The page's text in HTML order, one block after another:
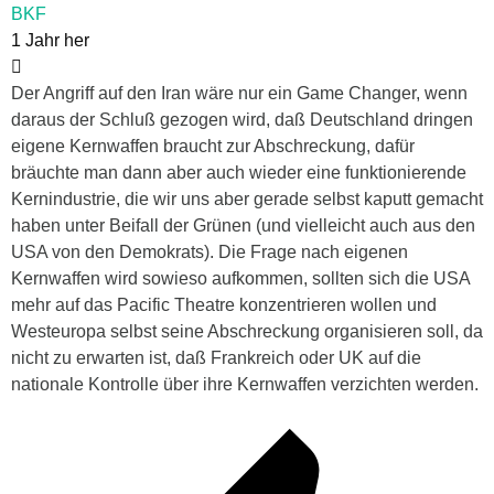
BKF
1 Jahr her
Der Angriff auf den Iran wäre nur ein Game Changer, wenn
daraus der Schluß gezogen wird, daß Deutschland dringen
eigene Kernwaffen braucht zur Abschreckung, dafür
bräuchte man dann aber auch wieder eine funktionierende
Kernindustrie, die wir uns aber gerade selbst kaputt gemacht
haben unter Beifall der Grünen (und vielleicht auch aus den
USA von den Demokrats). Die Frage nach eigenen
Kernwaffen wird sowieso aufkommen, sollten sich die USA
mehr auf das Pacific Theatre konzentrieren wollen und
Westeuropa selbst seine Abschreckung organisieren soll, da
nicht zu erwarten ist, daß Frankreich oder UK auf die
nationale Kontrolle über ihre Kernwaffen verzichten werden.